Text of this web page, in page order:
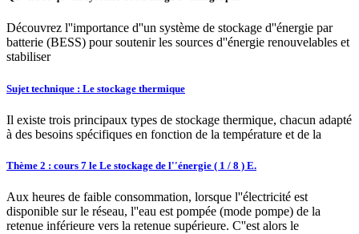
Découvrez l''importance d''un système de stockage d''énergie par
batterie (BESS) pour soutenir les sources d''énergie renouvelables et
stabiliser
Sujet technique : Le stockage thermique
Il existe trois principaux types de stockage thermique, chacun adapté
à des besoins spécifiques en fonction de la température et de la
Thème 2 : cours 7 le Le stockage de l''énergie ( 1 / 8 ) E.
Aux heures de faible consommation, lorsque l''électricité est
disponible sur le réseau, l''eau est pompée (mode pompe) de la
retenue inférieure vers la retenue supérieure. C''est alors le